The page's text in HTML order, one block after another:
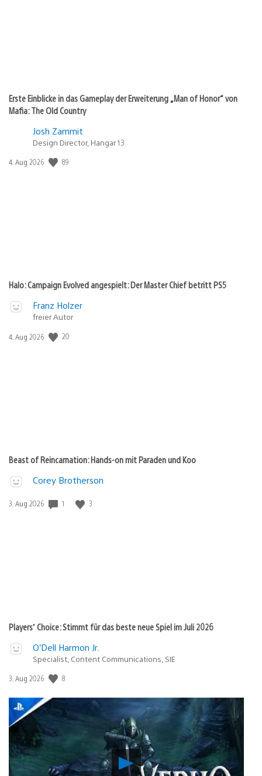
Erste Einblicke in das Gameplay der Erweiterung „Man of Honor“ von
Mafia: The Old Country
Josh Zammit
Design Director, Hangar 13
Veröffentlichungsdatum:
4. Aug 2026 89
Halo: Campaign Evolved angespielt: Der Master Chief betritt PS5
Franz Holzer
freier Autor
Veröffentlichungsdatum:
4. Aug 2026 20
Beast of Reincarnation: Hands-on mit Paraden und Koo
Corey Brotherson
Veröffentlichungsdatum:
3. Aug 2026 1 3
Players’ Choice: Stimmt für das beste neue Spiel im Juli 2026
O’Dell Harmon Jr.
Specialist, Content Communications, SIE
Veröffentlichungsdatum:
3. Aug 2026 8
Verho
–